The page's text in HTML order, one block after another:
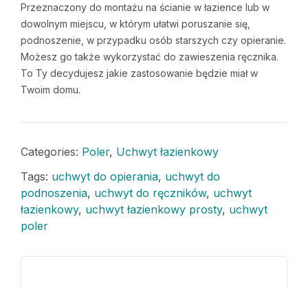
Przeznaczony do montażu na ścianie w łazience lub w
dowolnym miejscu, w którym ułatwi poruszanie się,
podnoszenie, w przypadku osób starszych czy opieranie.
Możesz go także wykorzystać do zawieszenia ręcznika.
To Ty decydujesz jakie zastosowanie będzie miał w
Twoim domu.
Categories: Poler, Uchwyt łazienkowy
Tags: uchwyt do opierania, uchwyt do
podnoszenia, uchwyt do ręczników, uchwyt
łazienkowy, uchwyt łazienkowy prosty, uchwyt
poler